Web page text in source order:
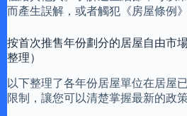
而產生誤解，或者觸犯《房屋條例
按首次推售年份劃分的居屋自由市
整理）
以下整理了各年份居屋單位在居屋
限制，讓您可以清楚掌握最新的政策